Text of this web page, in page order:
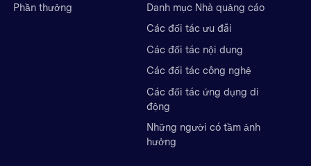
Phần thưởng
Danh mục Nhà quảng cáo
Các đối tác ưu đãi
Các đối tác nội dung
Các đối tác công nghệ
Các đối tác ứng dụng di
động
Những người có tầm ảnh
hưởng